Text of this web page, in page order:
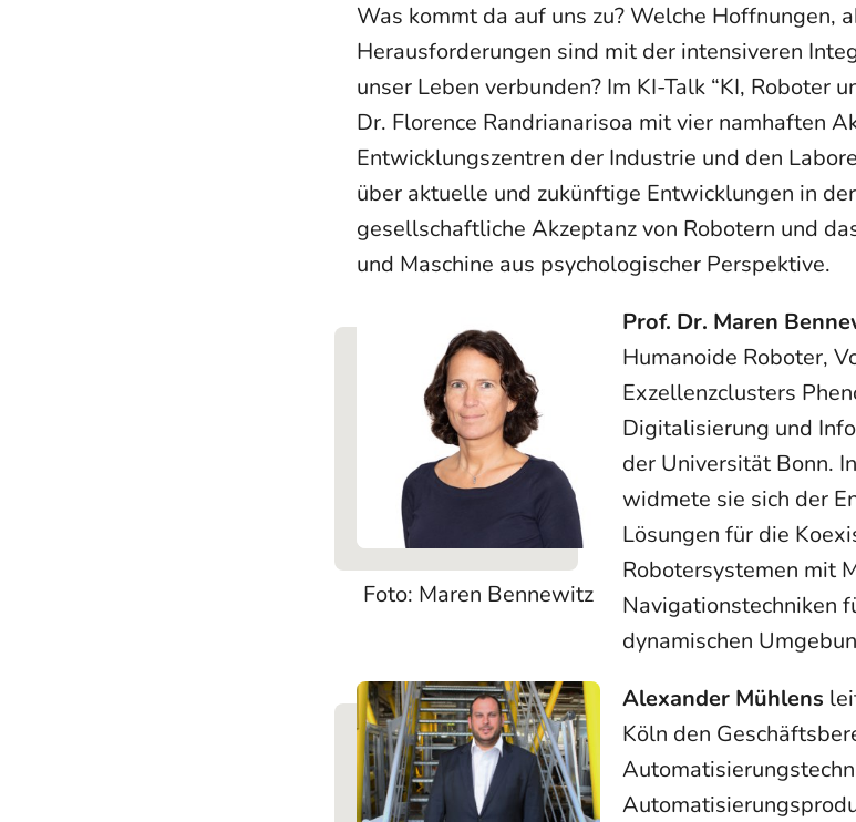
Was kommt da auf uns zu? Welche Hoffnungen,
Herausforderungen sind mit der intensiveren
unser Leben verbunden? Im KI-Talk “KI, Roboter
Dr. Florence Randrianarisoa mit vier namhaften
Entwicklungszentren der Industrie und den
über aktuelle und zukünftige Entwicklungen in
gesellschaftliche Akzeptanz von Robotern und
und Maschine aus psychologischer Perspektive.
Foto: Maren Bennewitz
Prof. Dr. Maren
Humanoide Roboter,
Exzellenzclusters
Digitalisierung und
der Universität Bonn.
widmete sie sich der
Lösungen für die
Robotersystemen mit
Navigationstechniken
dynamischen
Alexander Mühlens
Köln den